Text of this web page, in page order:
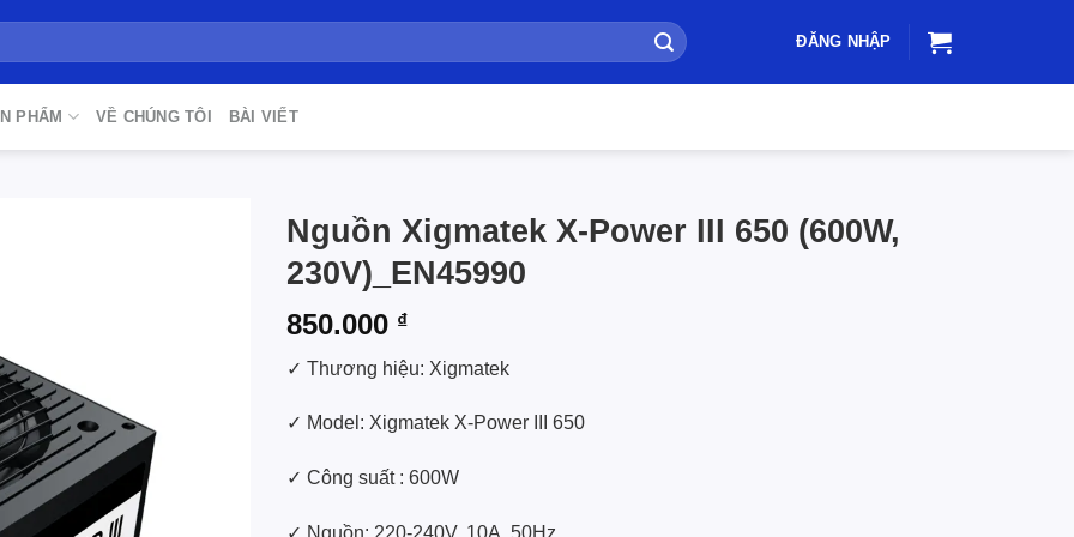
ĐĂNG NHẬP
PHẨM VỀ CHÚNG TÔI BÀI VIẾT
Nguồn Xigmatek X-Power III 650 (600W,
230V)_EN45990
850.000 ₫
✓ Thương hiệu: Xigmatek
✓ Model: Xigmatek X-Power III 650
✓ Công suất : 600W
✓ Nguồn: 220-240V, 10A, 50Hz